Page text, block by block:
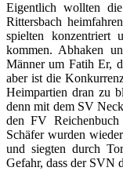
Eigentlich wollten
Rittersbach
spielten konzentriert
kommen. Abhaken
Männer um Fatih Er,
aber ist die
Heimpartien dran zu
denn mit dem SV
den FV
Schäfer wurden
und siegten durch
Gefahr, dass der SVN